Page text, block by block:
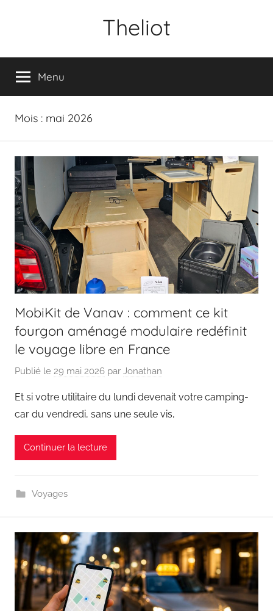
Theliot
Menu
Mois : mai 2026
MobiKit de Vanav : comment ce kit
fourgon aménagé modulaire redéfinit
le voyage libre en France
Publié le 29 mai 2026 par Jonathan
Et si votre utilitaire du lundi devenait votre camping-
car du vendredi, sans une seule vis,
Continuer la lecture
Voyages